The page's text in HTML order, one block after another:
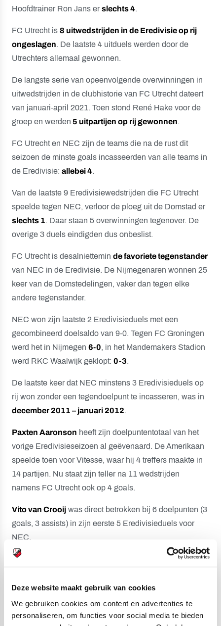
Deze website maakt gebruik van cookies
We gebruiken cookies om content en advertenties te
personaliseren, om functies voor social media te bieden
Hoofdtrainer Ron Jans erslechts 4.
FC Utrecht is 8 uitwedstrijden in de Eredivisie op rij
ongeslagen. De laatste 4 uitduels werden door de
Utrechters allemaal gewonnen.
De langste serie van opeenvolgende overwinningen in
uitwedstrijden in de clubhistorie van FC Utrecht dateert
van januari-april 2021. Toen stond René Hake voor de
groep en werden 5 uitpartijen op rij gewonnen.
FC Utrecht en NEC zijn de teams die na de rust dit
seizoen de minste goals incasseerden van alle teams in
de Eredivisie: allebei 4.
Van de laatste 9 Eredivisiewedstrijden die FC Utrecht
speelde tegen NEC, verloor de ploeg uit de Domstad er
slechts 1. Daar staan 5 overwinningen tegenover. De
overige 3 duels eindigden dus onbeslist.
FC Utrecht is desalniettemin de favoriete tegenstander
van NEC in de Eredivisie. De Nijmegenaren wonnen 25
keer van de Domstedelingen, vaker dan tegen elke
andere tegenstander.
NEC won zijn laatste 2 Eredivisieduels met een
gecombineerd doelsaldo van 9-0. Tegen FC Groningen
werd het in Nijmegen 6-0, in het Mandemakers Stadion
werd RKC Waalwijk geklopt: 0-3.
De laatste keer dat NEC minstens 3 Eredivisieduels op
rij won zonder een tegendoelpunt te incasseren, was in
december 2011 – januari 2012.
Paxten Aaronson heeft zijn doelpuntentotaal van het
vorige Eredivisieseizoen al geëvenaard. De Amerikaan
speelde toen voor Vitesse, waar hij 4 treffers maakte in
14 partijen. Nu staat zijn teller na 11 wedstrijden
namens FC Utrecht ook op 4 goals.
Vito van Crooij was direct betrokken bij 6 doelpunten (3
goals, 3 assists) in zijn eerste 5 Eredivisieduels voor
NEC.
Jens Toornstra
evenaart, als hij tijdens NEC-uit in actie
met de meeste Eredivisieduels achter hun naam.
Daarvan heeft Toornstra er nu 456. Als hij Moulijn
eenmaal heeft geëvenaard, kan hij zijn vizier richten op